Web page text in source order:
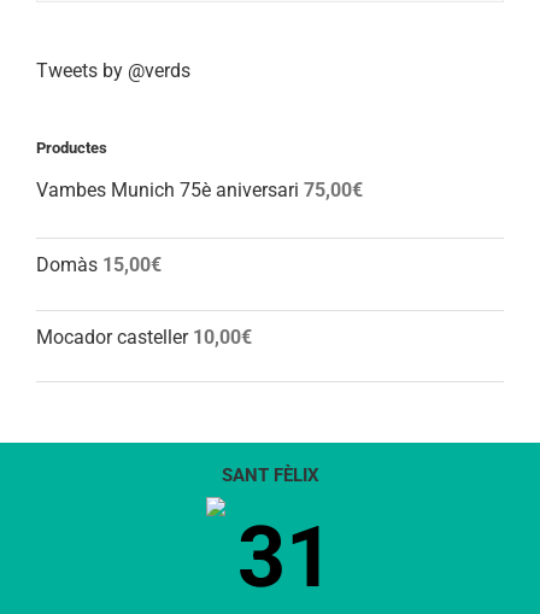
Tweets by @verds
Productes
Vambes Munich 75è aniversari 75,00€
Domàs 15,00€
Mocador casteller 10,00€
SANT FÈLIX
31